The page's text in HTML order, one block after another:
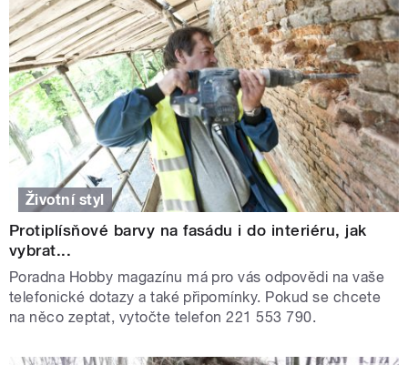
Životní styl
Protiplísňové barvy na fasádu i do interiéru, jak
vybrat...
Poradna Hobby magazínu má pro vás odpovědi na vaše
telefonické dotazy a také připomínky. Pokud se chcete
na něco zeptat, vytočte telefon 221 553 790.